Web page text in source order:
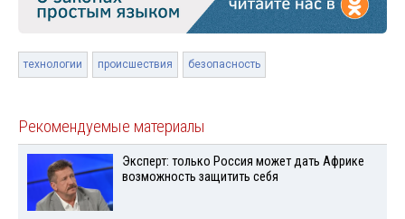
технологии происшествия безопасность
Рекомендуемые материалы
Эксперт: только Россия может дать Африке
возможность защитить себя